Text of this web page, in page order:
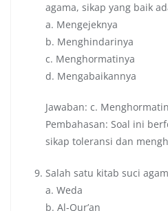
agama, sikap yang baik
a. Mengejeknya
b. Menghindarinya
c. Menghormatinya
d. Mengabaikannya
Jawaban: c.
Pembahasan: Soal ini
sikap toleransi dan
Salah satu kitab suci
a. Weda
b. Al-Qur’an